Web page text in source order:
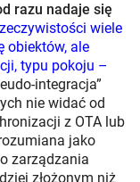
razu nadaje się
wiele
obiektów, ale
typu pokoju –
integracja”
nie widać od
z OTA lub
jako
zarządzania
złożonym niż